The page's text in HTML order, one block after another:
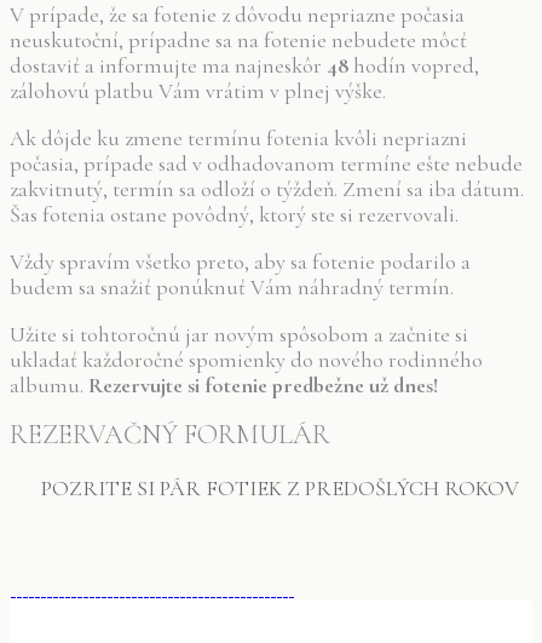
V prípade, že sa fotenie z dôvodu nepriazne počasia
neuskutoční, prípadne sa na fotenie nebudete môcť
dostaviť a informujte ma najneskôr 48 hodín vopred,
zálohovú platbu Vám vrátim v plnej výške.
Ak dôjde ku zmene termínu fotenia kvôli nepriazni
počasia, prípade sad v odhadovanom termíne ešte nebude
zakvitnutý, termín sa odloží o týždeň. Zmení sa iba dátum.
Šas fotenia ostane povôdný, ktorý ste si rezervovali.
Vždy spravím všetko preto, aby sa fotenie podarilo a
budem sa snažiť ponúknuť Vám náhradný termín.
Užite si tohtoročnú jar novým spôsobom a začnite si
ukladať každoročné spomienky do nového rodinného
albumu. Rezervujte si fotenie predbežne už dnes!
REZERVAČNÝ FORMULÁR
POZRITE SI PÁR FOTIEK Z PREDOŠLÝCH ROKOV